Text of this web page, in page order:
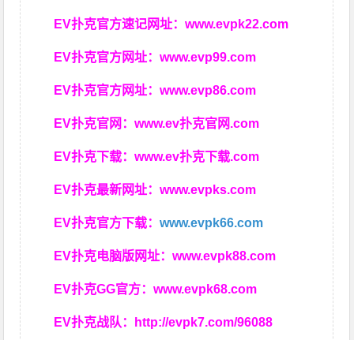
EV扑克官方速记网址：www.evpk22.com
EV扑克官方网址：www.evp99.com
EV扑克官方网址：www.evp86.com
EV扑克官网：www.ev扑克官网.com
EV扑克下载：www.ev扑克下载.com
EV扑克最新网址：www.evpks.com
EV扑克官方下载：www.evpk66.com
EV扑克电脑版网址：www.evpk88.com
EV扑克GG官方：www.evpk68.com
EV扑克战队： http://evpk7.com/96088